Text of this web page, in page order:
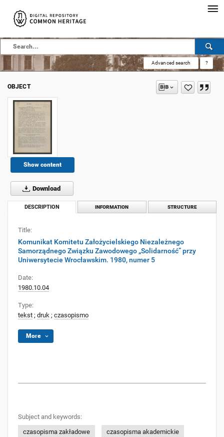
Advanced search ?
OBJECT
Show content
Download
DESCRIPTION INFORMATION STRUCTURE
Title:
Komunikat Komitetu Założycielskiego Niezależnego
Samorządnego Związku Zawodowego „Solidarność” przy
Uniwersytecie Wrocławskim. 1980, numer 5
Date:
1980.10.04
Type:
tekst ; druk ; czasopismo
More
Subject and keywords:
czasopisma zakładowe
czasopisma akademickie